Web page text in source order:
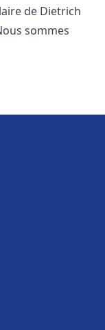
de Dietrich
sommes